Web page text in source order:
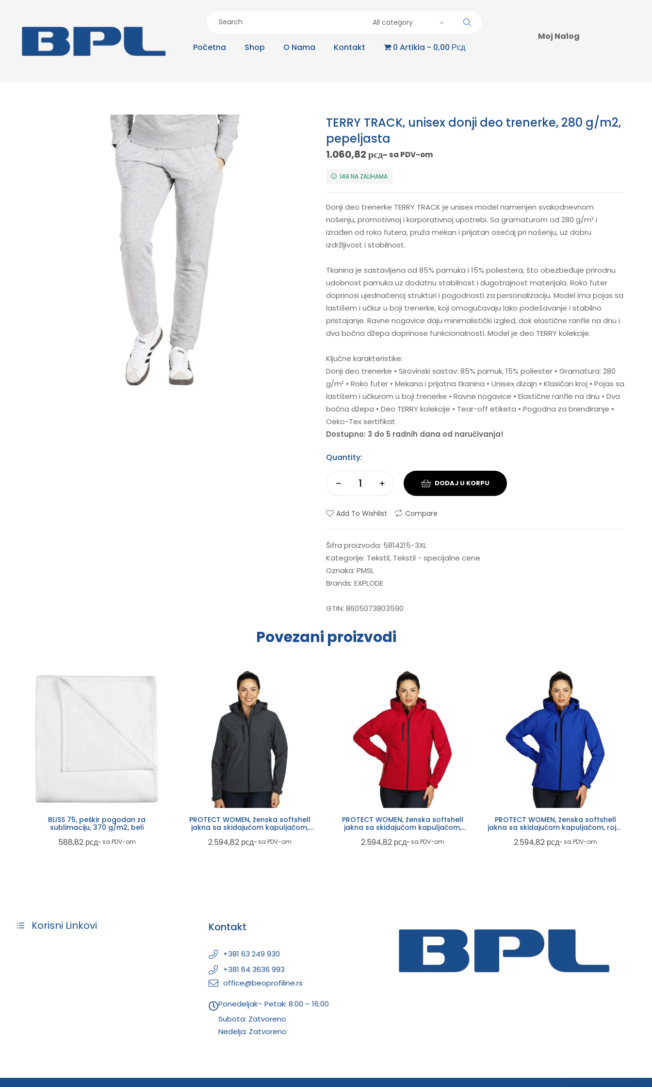
All category
Početna Shop O Nama Kontakt 0 Artikla 0,00 Рсд
Moj Nalog
TERRY TRACK, unisex donji deo trenerke, 280 g/m2,
pepeljasta
1.060,82рсд~ sa PDV-om
148 NA ZALIHAMA
Donji deo trenerke TERRY TRACK je unisex model namenjen svakodnevnom
nošenju, promotivnoj i korporativnoj upotrebi. Sa gramaturom od 280 g/m² i
izrađen od roko futera, pruža mekan i prijatan osećaj pri nošenju, uz dobru
izdržljivost i stabilnost.
Tkanina je sastavljena od 85% pamuka i 15% poliestera, što obezbeđuje prirodnu
udobnost pamuka uz dodatnu stabilnost i dugotrajnost materijala. Roko futer
doprinosi ujednačenoj strukturi i pogodnosti za personalizaciju. Model ima pojas sa
lastišem i učkur u boji trenerke, koji omogućavaju lako podešavanje i stabilno
pristajanje. Ravne nogavice daju minimalistički izgled, dok elastične ranfle na dnu i
dva bočna džepa doprinose funkcionalnosti. Model je deo TERRY kolekcije.
Ključne karakteristike:
Donji deo trenerke • Sirovinski sastav: 85% pamuk, 15% poliester • Gramatura: 280
g/m² • Roko futer • Mekana i prijatna tkanina • Unisex dizajn • Klasičan kroj • Pojas sa
lastišem i učkurom u boji trenerke • Ravne nogavice • Elastične ranfle na dnu • Dva
bočna džepa • Deo TERRY kolekcije • Tear-off etiketa • Pogodna za brendiranje •
Oeko-Tex sertifikat
Dostupno: 3 do 5 radnih dana od naručivanja!
Quantity:
DODAJ U KORPU
Add To Wishlist Compare
Šifra proizvoda: 5814215-3XL
Kategorije: Tekstil, Tekstil - specijalne cene
Oznaka: PMSL
Brands: EXPLODE
GTIN: 8605073803590
Povezani proizvodi
BLISS 75, peškir pogodan za
sublimaciju, 370 g/m2, beli
588,82 рсд~ sa PDV-om
PROTECT WOMEN, ženska softshell
jakna sa skidajućom kapuljačom,
2.594,82 рсд~ sa PDV-om
PROTECT WOMEN, ženska softshell
jakna sa skidajućom kapuljačom,
2.594,82 рсд~ sa PDV-om
PROTECT WOMEN, ženska softshell
jakna sa skidajućom kapuljačom, rojal
2.594,82 рсд~ sa PDV-om
Korisni Linkovi Kontakt
+381 63 249 930
+381 64 3636 993
office@beoprofiline.rs
Ponedeljak– Petak: 8:00 – 16:00
Subota: Zatvoreno
Nedelja: Zatvoreno